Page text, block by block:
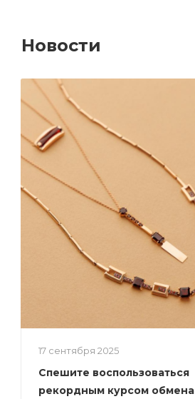
Новости
17 сентября 2025
Спешите воспользоваться
рекордным курсом обмена